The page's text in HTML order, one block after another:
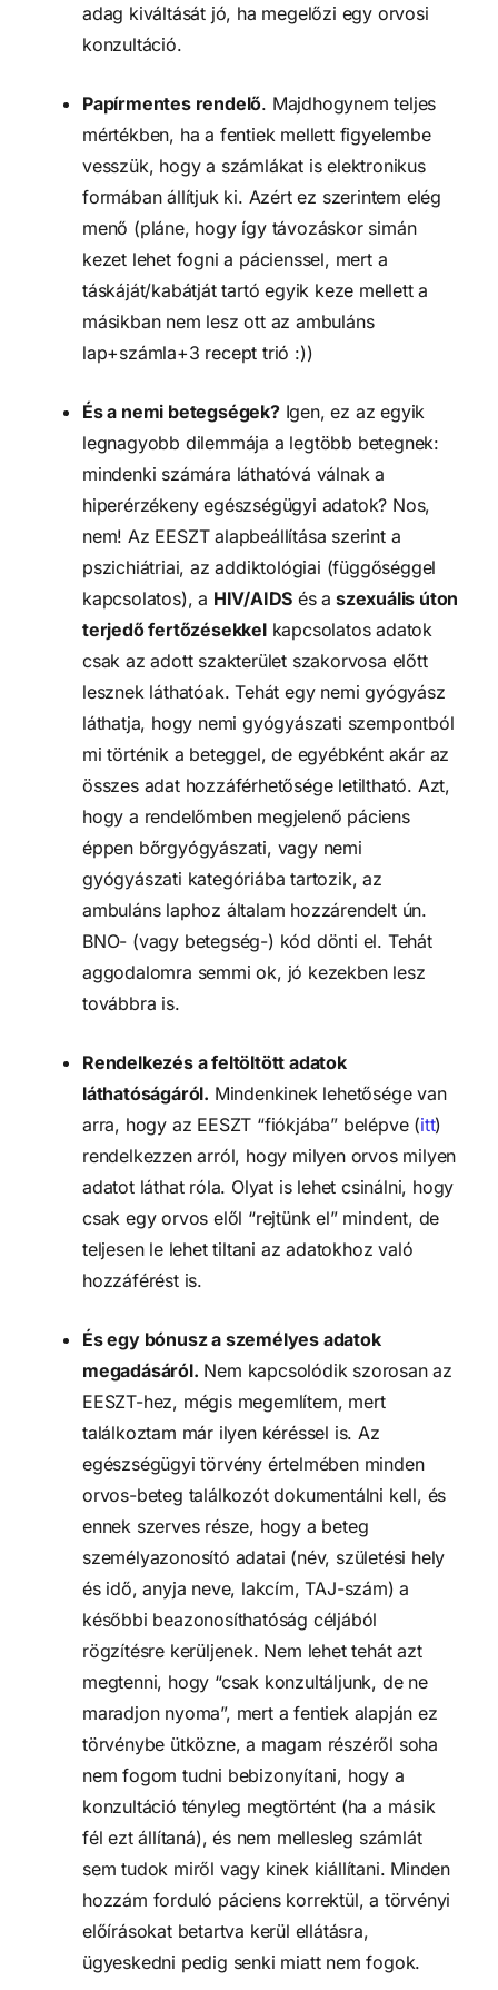
adag kiváltását jó, ha megelőzi egy orvosi
konzultáció.
Papírmentes rendelő. Majdhogynem teljes
mértékben, ha a fentiek mellett figyelembe
vesszük, hogy a számlákat is elektronikus
formában állítjuk ki. Azért ez szerintem elég
menő (pláne, hogy így távozáskor simán
kezet lehet fogni a pácienssel, mert a
táskáját/kabátját tartó egyik keze mellett a
másikban nem lesz ott az ambuláns
lap+számla+3 recept trió :))
És a nemi betegségek? Igen, ez az egyik
legnagyobb dilemmája a legtöbb betegnek:
mindenki számára láthatóvá válnak a
hiperérzékeny egészségügyi adatok? Nos,
nem! Az EESZT alapbeállítása szerint a
pszichiátriai, az addiktológiai (függőséggel
kapcsolatos), a HIV/AIDS és a szexuális úton
terjedő fertőzésekkel kapcsolatos adatok
csak az adott szakterület szakorvosa előtt
lesznek láthatóak. Tehát egy nemi gyógyász
láthatja, hogy nemi gyógyászati szempontból
mi történik a beteggel, de egyébként akár az
összes adat hozzáférhetősége letiltható. Azt,
hogy a rendelőmben megjelenő páciens
éppen bőrgyógyászati, vagy nemi
gyógyászati kategóriába tartozik, az
ambuláns laphoz általam hozzárendelt ún.
BNO- (vagy betegség-) kód dönti el. Tehát
aggodalomra semmi ok, jó kezekben lesz
továbbra is.
Rendelkezés a feltöltött adatok
láthatóságáról. Mindenkinek lehetősége van
arra, hogy az EESZT “fiókjába” belépve (itt)
rendelkezzen arról, hogy milyen orvos milyen
adatot láthat róla. Olyat is lehet csinálni, hogy
csak egy orvos elől “rejtünk el” mindent, de
teljesen le lehet tiltani az adatokhoz való
hozzáférést is.
És egy bónusz a személyes adatok
megadásáról. Nem kapcsolódik szorosan az
EESZT-hez, mégis megemlítem, mert
találkoztam már ilyen kéréssel is. Az
egészségügyi törvény értelmében minden
orvos-beteg találkozót dokumentálni kell, és
ennek szerves része, hogy a beteg
személyazonosító adatai (név, születési hely
és idő, anyja neve, lakcím, TAJ-szám) a
későbbi beazonosíthatóság céljából
rögzítésre kerüljenek. Nem lehet tehát azt
megtenni, hogy “csak konzultáljunk, de ne
maradjon nyoma”, mert a fentiek alapján ez
törvénybe ütközne, a magam részéről soha
nem fogom tudni bebizonyítani, hogy a
konzultáció tényleg megtörtént (ha a másik
fél ezt állítaná), és nem mellesleg számlát
sem tudok miről vagy kinek kiállítani. Minden
hozzám forduló páciens korrektül, a törvényi
előírásokat betartva kerül ellátásra,
ügyeskedni pedig senki miatt nem fogok.